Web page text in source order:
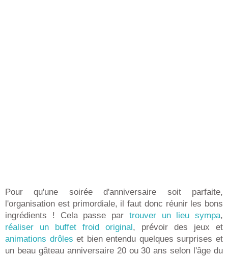
Pour qu'une soirée d'anniversaire soit parfaite,
l'organisation est primordiale, il faut donc réunir les bons
ingrédients ! Cela passe par trouver un lieu sympa,
réaliser un buffet froid original , prévoir des jeux et
animations drôles et bien entendu quelques surprises et
un beau gâteau anniversaire 20 ou 30 ans selon l'âge du